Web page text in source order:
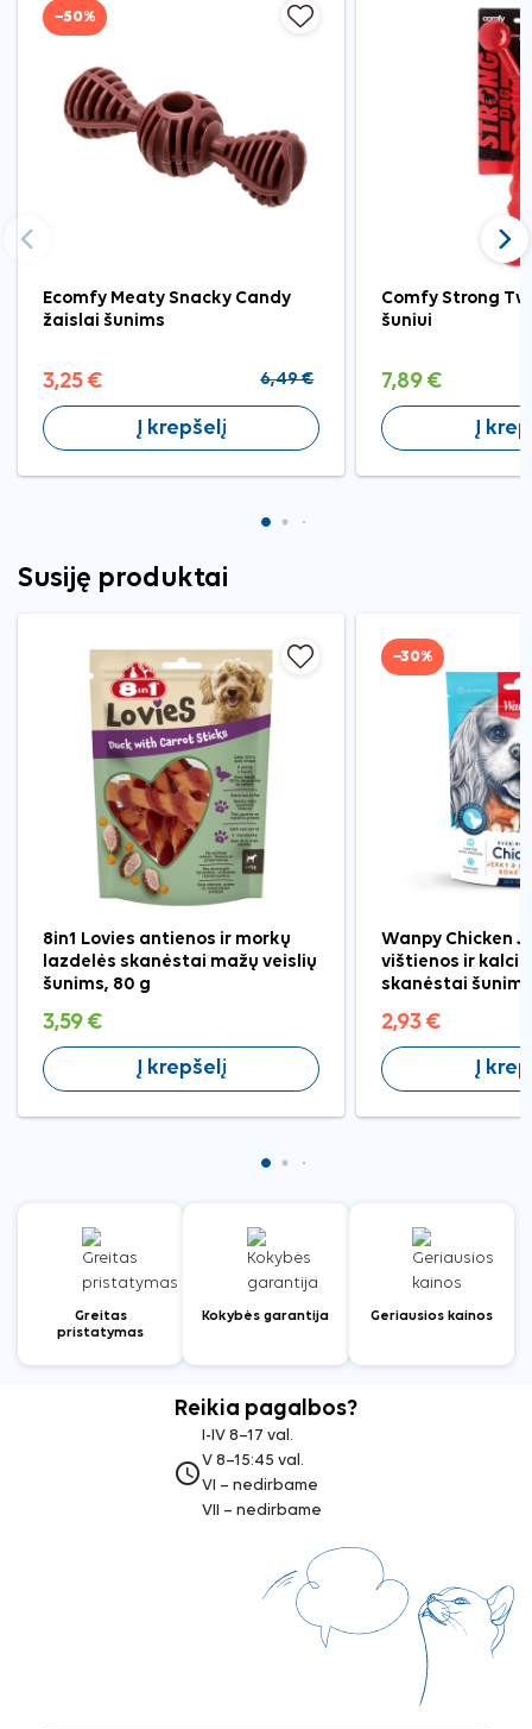
−50%
Ecomfy Meaty Snacky Candy
žaislai šunims
3,25 € 6,49 €
Į krepšelį
Comfy Strong
šuniui
7,89 €
Į
Ankstesnis
Susiję produktai
8in1 Lovies antienos ir morkų
lazdelės skanėstai mažų veislių
šunims, 80 g
3,59 €
Į krepšelį
−30%
Wanpy Chicken
vištienos ir
skanėstai
2,93 €
Į
Greitas
pristatymas
Kokybės garantija Geriausios kainos
Reikia pagalbos?
access_time
I-IV 8–17 val.
V 8–15:45 val.
VI – nedirbame
VII – nedirbame